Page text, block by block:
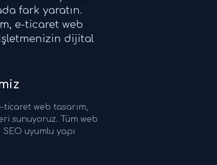
fark yaratın.
e-ticaret web
işletmenizin dijital
web tasarım,
sunuyoruz. Tüm web
uyumlu yapı